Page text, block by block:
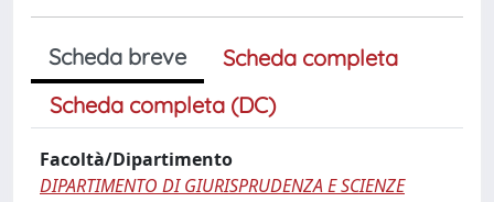
Scheda breve
Scheda completa
Scheda completa (DC)
Facoltà/Dipartimento
DIPARTIMENTO DI GIURISPRUDENZA E SCIENZE